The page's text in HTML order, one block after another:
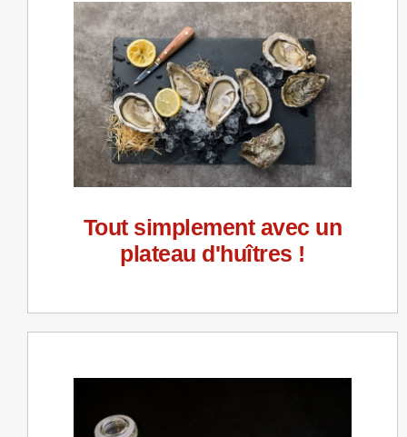
Tout simplement avec un
plateau d'huîtres !